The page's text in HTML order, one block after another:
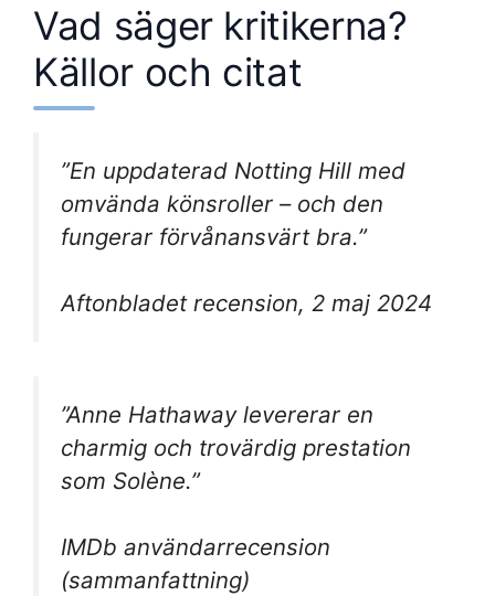
Vad säger kritikerna?
Källor och citat
”En uppdaterad Notting Hill med
omvända könsroller – och den
fungerar förvånansvärt bra.”
Aftonbladet recension, 2 maj 2024
”Anne Hathaway levererar en
charmig och trovärdig prestation
som Solène.”
IMDb användarrecension
(sammanfattning)